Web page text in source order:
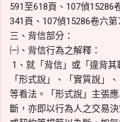
591至618頁、107偵15286
341頁、107偵15286卷六
三、背信部分：
㈠、背信行為之解釋：
1、就「背信」或「違背
「形式說」、「實質說」
等看法。「形式說」主張
斷，亦即以行為人之交易